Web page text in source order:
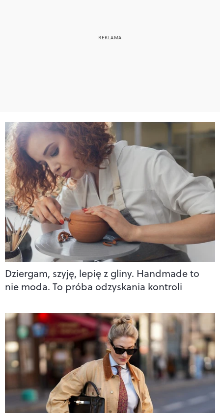
Dziergam, szyję, lepię z gliny. Handmade to
nie moda. To próba odzyskania kontroli